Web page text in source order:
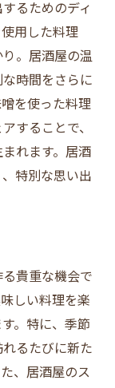
るためのディ
用した料理
。居酒屋の温
時間をさらに
を使った料理
することで、
れます。居酒
特別な思い出
貴重な機会で
しい料理を楽
。特に、季節
るたびに新た
、居酒屋のス